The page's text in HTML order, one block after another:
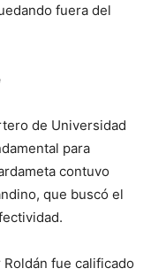
fuera del
de Universidad
para
contuvo
que buscó el
fue calificado